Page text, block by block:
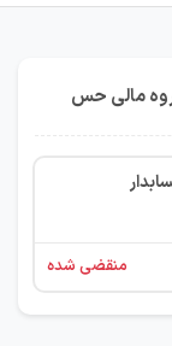
مالی حس
منقضی شده